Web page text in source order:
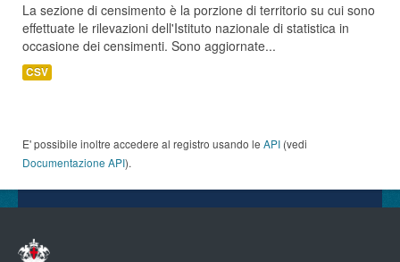
La sezione di censimento è la porzione di territorio su cui sono
effettuate le rilevazioni dell'Istituto nazionale di statistica in
occasione dei censimenti. Sono aggiornate...
CSV
E' possibile inoltre accedere al registro usando le API (vedi
Documentazione API).